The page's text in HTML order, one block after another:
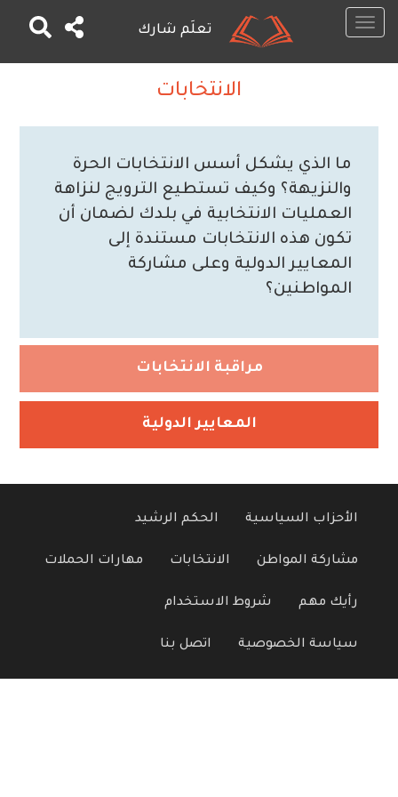
تجاوز
تعلَم شارك
Toggle
الانتخابات
ما الذي يشكل أسس الانتخابات الحرة
والنزيهة؟ وكيف تستطيع الترويج لنزاهة
العمليات الانتخابية في بلدك لضمان أن
تكون هذه الانتخابات مستندة إلى
المعايير الدولية وعلى مشاركة
المواطنين؟
مراقبة الانتخابات
المعايير الدولية
الأحزاب السياسية الحكم الرشيد
مشاركة المواطن الانتخابات مهارات الحملات
رأيك مهم شروط الاستخدام